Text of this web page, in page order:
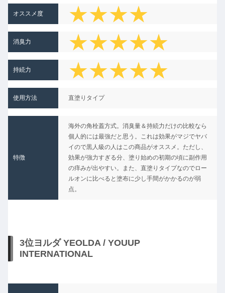
オススメ度
★★★★
★
消臭力 ★★★★★
持続力 ★★★★★
使用方法 直塗りタイプ
特徴
海外の角栓蓋方式。消臭量＆持続力だけの比較なら
個人的には最強だと思う。これは効果がマジでヤバ
イので黒人級の人はこの商品がオススメ。ただし、
効果が強力すぎる分、塗り始めの初期の頃に副作用
の痒みが出やすい。また、直塗りタイプなのでロー
ルオンに比べると塗布に少し手間がかかるのが弱
点。
3位ヨルダ YEOLDA / YOUUP
INTERNATIONAL